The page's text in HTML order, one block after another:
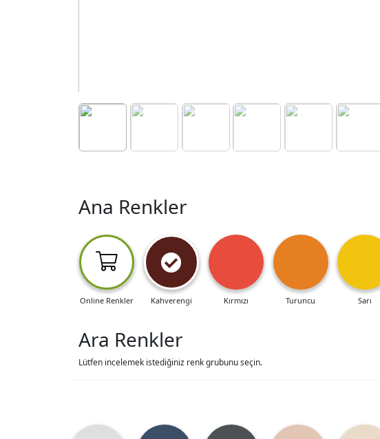
Ana Renkler
Online Renkler Kahverengi Kırmızı Turuncu Sarı
Ara Renkler
Lütfen incelemek istediğiniz renk grubunu seçin.